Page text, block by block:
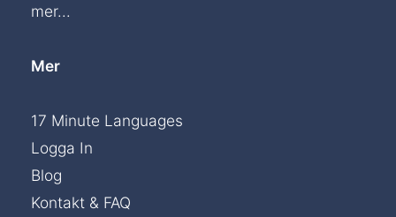
mer...
Mer
17 Minute Languages
Logga In
Blog
Kontakt & FAQ